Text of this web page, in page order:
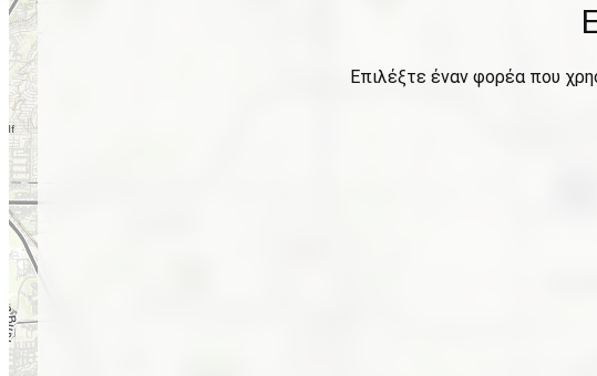
Επιλέξτε έναν φορέα που